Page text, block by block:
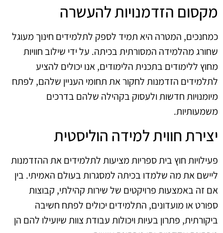
מקסום הזדמנויות להעשרה
כמחנכים, המטרה היא תמיד לספק לתלמידים חינוך מעוגל
שחורג מהלמידה המסורתית בכיתה. על ידי שילוב חוויות
מחוץ ללימודים בתכנית הלימודים, אנו יכולים להציע
לתלמידים הזדמנות לחקור את תחומי העניין שלהם, לפתח
מיומנויות חדשות ולעסוק בקהילה שלהם בדרכים
משמעותיות.
יצירת חווית למידה הוליסטית
פעילויות חוץ בית ספריות מציעות לתלמידים את ההזדמנות
ליישם את מה שלמדו בכיתה למסגרות בעולם האמיתי. בין
אם זה באמצעות פרויקטים של שירות קהילתי, קבוצות
ספורט או מועדונים, התלמידים יכולים לפתח חשיבה
ביקורתית, פתרון בעיות ויכולות עבודת צוות שיועילו להם הן